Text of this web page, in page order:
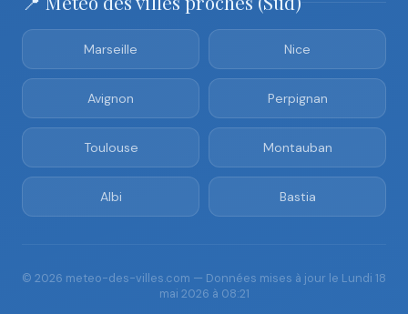
Marseille Nice
Avignon Perpignan
Toulouse Montauban
Albi Bastia
© 2026 meteo-des-villes.com — Données mises à jour le Lundi 18
mai 2026 à 08:21